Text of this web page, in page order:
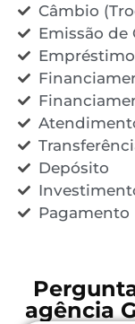
Câmbio
Emissão de
Depósito
Pagamento
agência